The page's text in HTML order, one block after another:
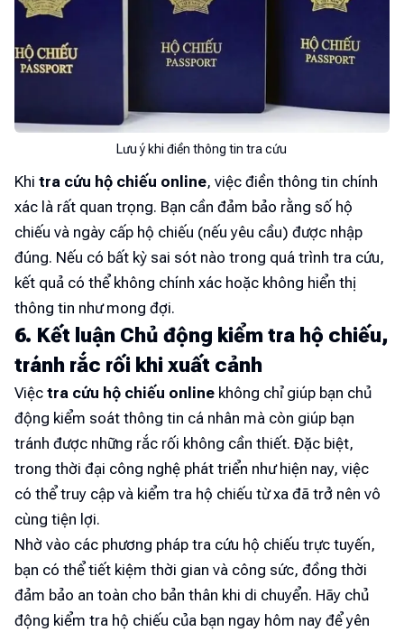
Lưu ý khi điền thông tin tra cứu
Khi tra cứu hộ chiếu online, việc điền thông tin chính
xác là rất quan trọng. Bạn cần đảm bảo rằng số hộ
chiếu và ngày cấp hộ chiếu (nếu yêu cầu) được nhập
đúng. Nếu có bất kỳ sai sót nào trong quá trình tra cứu,
kết quả có thể không chính xác hoặc không hiển thị
thông tin như mong đợi.
6. Kết luận Chủ động kiểm tra hộ chiếu,
tránh rắc rối khi xuất cảnh
Việc tra cứu hộ chiếu online không chỉ giúp bạn chủ
động kiểm soát thông tin cá nhân mà còn giúp bạn
tránh được những rắc rối không cần thiết. Đặc biệt,
trong thời đại công nghệ phát triển như hiện nay, việc
có thể truy cập và kiểm tra hộ chiếu từ xa đã trở nên vô
cùng tiện lợi.
Nhờ vào các phương pháp tra cứu hộ chiếu trực tuyến,
bạn có thể tiết kiệm thời gian và công sức, đồng thời
đảm bảo an toàn cho bản thân khi di chuyển. Hãy chủ
động kiểm tra hộ chiếu của bạn ngay hôm nay để yên